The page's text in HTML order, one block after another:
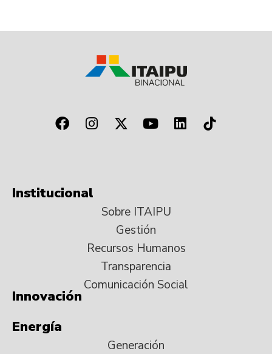
Institucional
Sobre ITAIPU
Gestión
Recursos Humanos
Transparencia
Comunicación Social
Innovación
Energía
Generación